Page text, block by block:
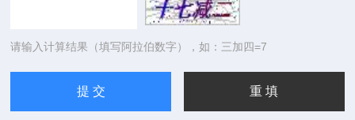
请输入计算结果（填写阿拉伯数字），如：三加四=7